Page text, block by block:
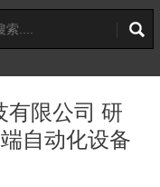
有限公司 研
自动化设备